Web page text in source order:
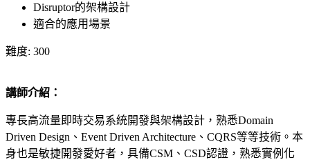
Disruptor的架構設計
適合的應用場景
難度: 300
講師介紹：
專長高流量即時交易系統開發與架構設計，熟悉Domain
Driven Design、Event Driven Architecture、CQRS等等技術。本
身也是敏捷開發愛好者，具備CSM、CSD認證，熟悉實例化